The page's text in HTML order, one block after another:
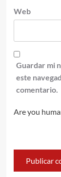
Web
Guardar mi
este
comentario.
Are you